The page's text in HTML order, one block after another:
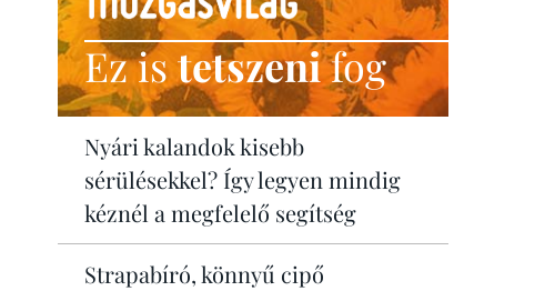
Ez istetszenifog
Nyári kalandok kisebb
sérülésekkel? Így legyen mindig
kéznél a megfelelő segítség
Strapabíró, könnyű cipő